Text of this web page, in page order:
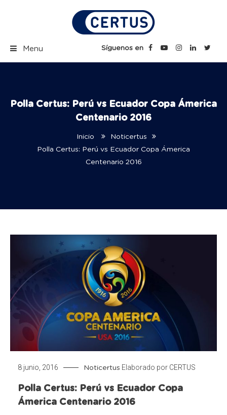
Certus Blog | Carreras
Menu Síguenos en
Polla Certus: Perú vs Ecuador Copa Ámerica
Centenario 2016
Inicio
Noticertus
Polla Certus: Perú vs Ecuador Copa Ámerica
Centenario 2016
8 junio, 2016 Noticertus Elaborado por CERTUS
Polla Certus: Perú vs Ecuador Copa
Ámerica Centenario 2016